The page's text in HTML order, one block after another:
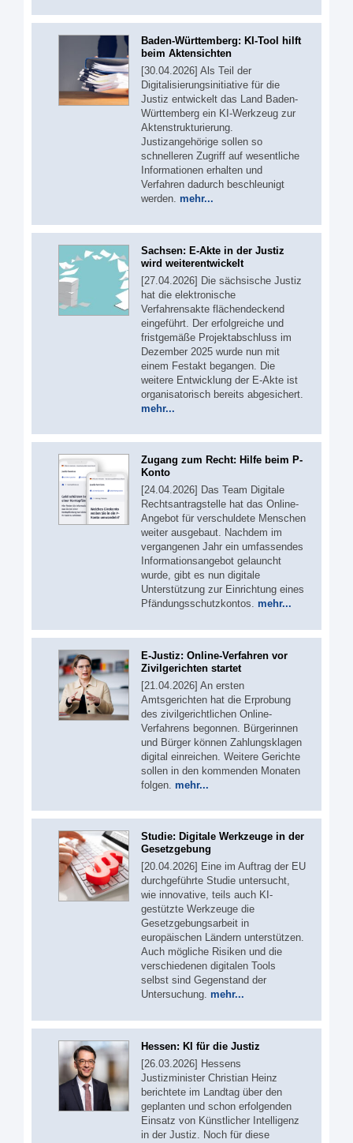
Baden-Württemberg: KI-Tool hilft
beim Aktensichten
[30.04.2026] Als Teil der
Digitalisierungsinitiative für die
Justiz entwickelt das Land Baden-
Württemberg ein KI-Werkzeug zur
Aktenstrukturierung.
Justizangehörige sollen so
schnelleren Zugriff auf wesentliche
Informationen erhalten und
Verfahren dadurch beschleunigt
werden. mehr...
Sachsen: E-Akte in der Justiz
wird weiterentwickelt
[27.04.2026] Die sächsische Justiz
hat die elektronische
Verfahrensakte flächendeckend
eingeführt. Der erfolgreiche und
fristgemäße Projektabschluss im
Dezember 2025 wurde nun mit
einem Festakt begangen. Die
weitere Entwicklung der E-Akte ist
organisatorisch bereits abgesichert.
mehr...
Zugang zum Recht: Hilfe beim P-
Konto
[24.04.2026] Das Team Digitale
Rechtsantragstelle hat das Online-
Angebot für verschuldete Menschen
weiter ausgebaut. Nachdem im
vergangenen Jahr ein umfassendes
Informationsangebot gelauncht
wurde, gibt es nun digitale
Unterstützung zur Einrichtung eines
Pfändungsschutzkontos. mehr...
E-Justiz: Online-Verfahren vor
Zivilgerichten startet
[21.04.2026] An ersten
Amtsgerichten hat die Erprobung
des zivilgerichtlichen Online-
Verfahrens begonnen. Bürgerinnen
und Bürger können Zahlungsklagen
digital einreichen. Weitere Gerichte
sollen in den kommenden Monaten
folgen. mehr...
Studie: Digitale Werkzeuge in der
Gesetzgebung
[20.04.2026] Eine im Auftrag der EU
durchgeführte Studie untersucht,
wie innovative, teils auch KI-
gestützte Werkzeuge die
Gesetzgebungsarbeit in
europäischen Ländern unterstützen.
Auch mögliche Risiken und die
verschiedenen digitalen Tools
selbst sind Gegenstand der
Untersuchung. mehr...
Hessen: KI für die Justiz
[26.03.2026] Hessens
Justizminister Christian Heinz
berichtete im Landtag über den
geplanten und schon erfolgenden
Einsatz von Künstlicher Intelligenz
in der Justiz. Noch für diese